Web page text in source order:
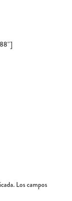
Los campos